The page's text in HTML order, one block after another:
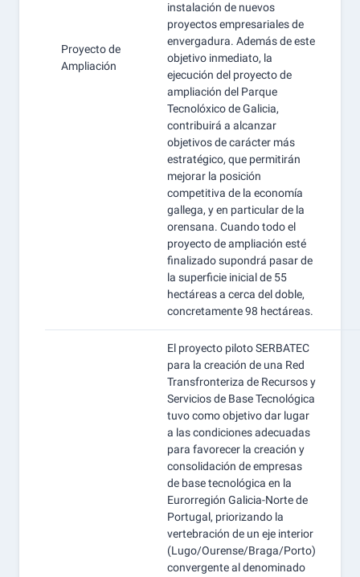
Proyecto de
Ampliación
instalación de nuevos
proyectos empresariales de
envergadura. Además de este
objetivo inmediato, la
ejecución del proyecto de
ampliación del Parque
Tecnolóxico de Galicia,
contribuirá a alcanzar
objetivos de carácter más
estratégico, que permitirán
mejorar la posición
competitiva de la economía
gallega, y en particular de la
orensana. Cuando todo el
proyecto de ampliación esté
finalizado supondrá pasar de
la superficie inicial de 55
hectáreas a cerca del doble,
concretamente 98 hectáreas.
El proyecto piloto SERBATEC
para la creación de una Red
Transfronteriza de Recursos y
Servicios de Base Tecnológica
tuvo como objetivo dar lugar
a las condiciones adecuadas
para favorecer la creación y
consolidación de empresas
de base tecnológica en la
Eurorregión Galicia-Norte de
Portugal, priorizando la
vertebración de un eje interior
(Lugo/Ourense/Braga/Porto)
convergente al denominado